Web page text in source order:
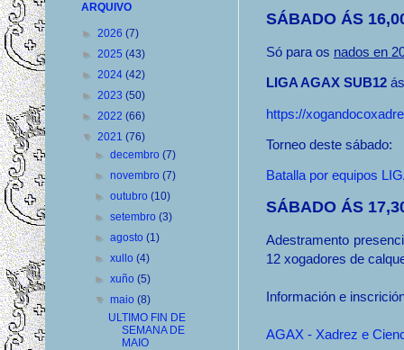
SÁBADO ÁS
Só para os nados en
LIGA AGAX SUB12
https://
Torneo deste sábado:
Batalla por equipos
SÁBADO ÁS
Adestramento
12 xogadores de
Información e
AGAX - Xadrez e
ARQUIVO
► 2026 (7)
► 2025 (43)
► 2024 (42)
► 2023 (50)
► 2022 (66)
▼ 2021 (76)
►decembro(7)
►novembro(7)
►outubro(10)
►setembro(3)
►agosto(1)
►xullo(4)
►xuño(5)
▼maio(8)
ULTIMO FIN DE
SEMANA DE
MAIO